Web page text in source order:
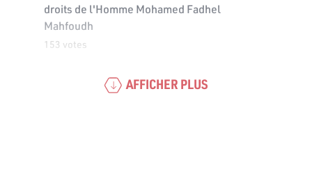
droits de l'Homme Mohamed Fadhel
Mahfoudh
153 votes
AFFICHER PLUS